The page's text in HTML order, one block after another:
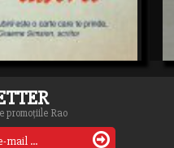
promoțiile Rao